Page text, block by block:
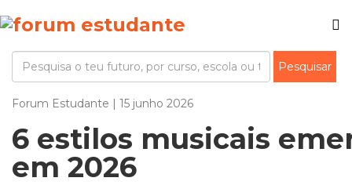
Forum Estudante | 15 junho 2026
6 estilos musicais
em 2026